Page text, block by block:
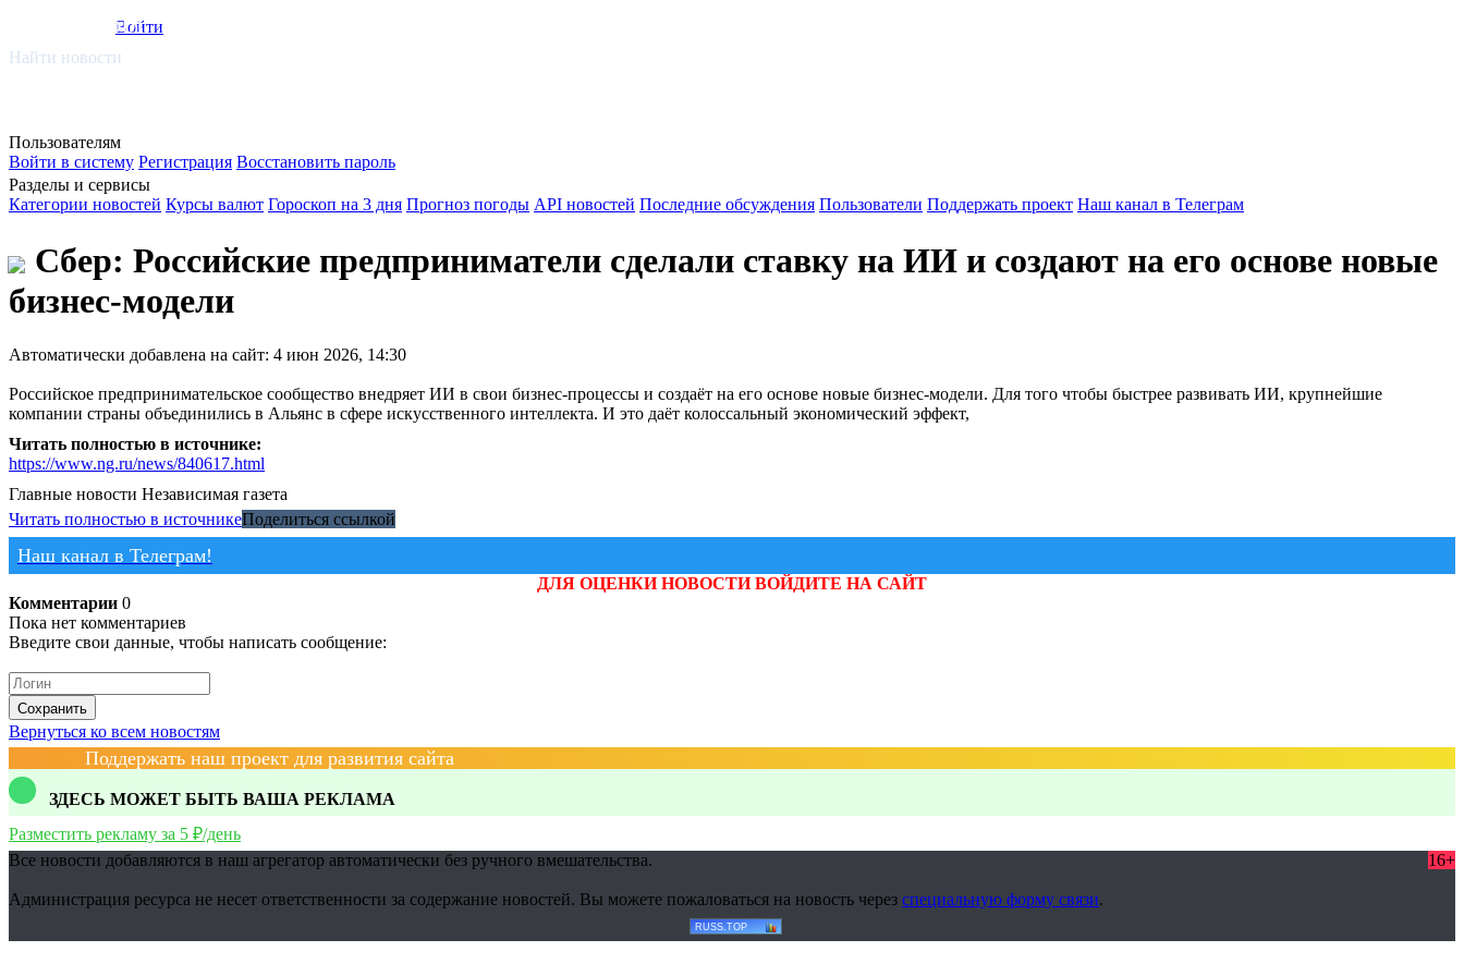
smi.mobi
Войти
Найти новости
Пользователям
Войти в систему Регистрация Восстановить пароль
Разделы и сервисы
Категории новостей Курсы валют Гороскоп на 3 дня Прогноз погоды API новостей Последние обсуждения Пользователи Поддержать проект Наш канал в Телеграм
Сбер: Российские предприниматели сделали ставку на ИИ и создают на его основе новые
бизнес-модели
Автоматически добавлена на сайт: 4 июн 2026, 14:30
Российское предпринимательское сообщество внедряет ИИ в свои бизнес-процессы и создаёт на его основе новые бизнес-модели. Для того чтобы быстрее развивать ИИ, крупнейшие
компании страны объединились в Альянс в сфере искусственного интеллекта. И это даёт колоссальный экономический эффект,
Читать полностью в источнике:
https://www.ng.ru/news/840617.html
Главные новости Независимая газета
Читать полностью в источникеПоделиться ссылкой
Наш канал в Телеграм!
ДЛЯ ОЦЕНКИ НОВОСТИ ВОЙДИТЕ НА САЙТ
Комментарии 0
Пока нет комментариев
Введите свои данные, чтобы написать сообщение:
Сохранить
Вернуться ко всем новостям
Поддержать наш проект для развития сайта
ЗДЕСЬ МОЖЕТ БЫТЬ ВАША РЕКЛАМА
Разместить рекламу за 5 ₽/день
Все новости добавляются в наш агрегатор автоматически без ручного вмешательства.
16+
Администрация ресурса не несет ответственности за содержание новостей. Вы можете пожаловаться на новость через специальную форму связи.